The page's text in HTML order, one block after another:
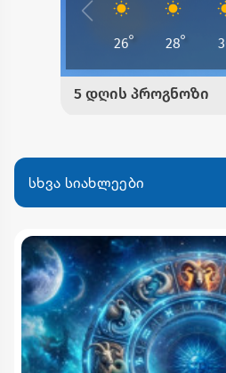
სხვა სიახლეები